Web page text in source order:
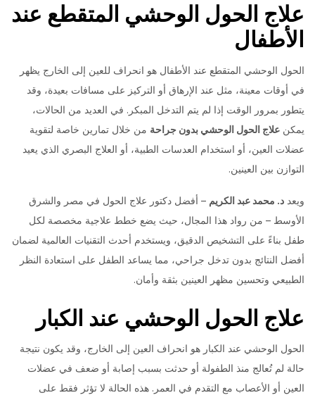
علاج الحول الوحشي المتقطع عند
الأطفال
الحول الوحشي المتقطع عند الأطفال هو انحراف للعين إلى الخارج يظهر
في أوقات معينة، مثل عند الإرهاق أو التركيز على مسافات بعيدة، وقد
يتطور بمرور الوقت إذا لم يتم التدخل المبكر. في العديد من الحالات،
يمكن علاج الحول الوحشي بدون جراحةمن خلال تمارين خاصة لتقوية
عضلات العين، أو استخدام العدسات الطبية، أو العلاج البصري الذي يعيد
التوازن بين العينين.
ويعد د. محمد عبد الكريم– أفضل دكتور علاج الحول في مصر والشرق
الأوسط – من رواد هذا المجال، حيث يضع خطط علاجية مخصصة لكل
طفل بناءً على التشخيص الدقيق، ويستخدم أحدث التقنيات العالمية لضمان
أفضل النتائج بدون تدخل جراحي، مما يساعد الطفل على استعادة النظر
الطبيعي وتحسين مظهر العينين بثقة وأمان.
علاج الحول الوحشي عند الكبار
الحول الوحشي عند الكبار هو انحراف العين إلى الخارج، وقد يكون نتيجة
حالة لم تُعالج منذ الطفولة أو حدثت بسبب إصابة أو ضعف في عضلات
العين أو الأعصاب مع التقدم في العمر. هذه الحالة لا تؤثر فقط على